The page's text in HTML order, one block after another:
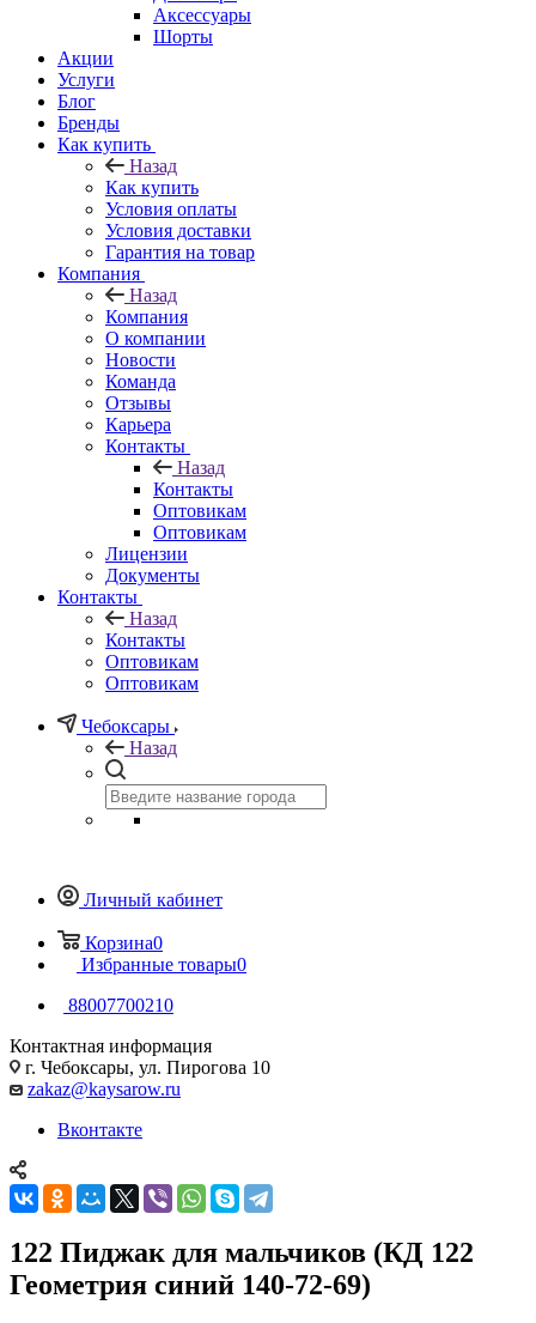
Аксессуары
Шорты
Акции
Услуги
Блог
Бренды
Как купить
Назад
Как купить
Условия оплаты
Условия доставки
Гарантия на товар
Компания
Назад
Компания
О компании
Новости
Команда
Отзывы
Карьера
Контакты
Назад
Контакты
Оптовикам
Оптовикам
Лицензии
Документы
Контакты
Назад
Контакты
Оптовикам
Оптовикам
Чебоксары
Назад
Личный кабинет
Корзина0
Избранные товары0
88007700210
Контактная информация
г. Чебоксары, ул. Пирогова 10
zakaz@kaysarow.ru
Вконтакте
122 Пиджак для мальчиков (КД 122
Геометрия синий 140-72-69)